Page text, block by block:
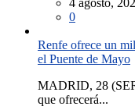
0
Renfe ofrece un
el Puente de Mayo
MADRID, 28
que ofrecerá...